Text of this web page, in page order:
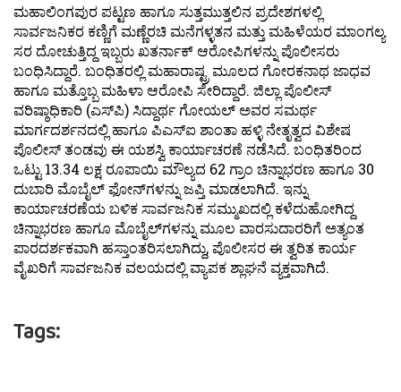
ಮಹಾಲಿಂಗಪುರ ಪಟ್ಟಣ ಹಾಗೂ ಸುತ್ತಮುತ್ತಲಿನ ಪ್ರದೇಶಗಳಲ್ಲಿ
ಸಾರ್ವಜನಿಕರ ಕಣ್ಣಿಗೆ ಮಣ್ಣೆರಚಿ ಮನೆಗಳ್ಳತನ ಮತ್ತು ಮಹಿಳೆಯರ ಮಾಂಗಲ್ಯ
ಸರ ದೋಚುತ್ತಿದ್ದ ಇಬ್ಬರು ಖತರ್ನಾಕ್ ಆರೋಪಿಗಳನ್ನು ಪೊಲೀಸರು
ಬಂಧಿಸಿದ್ದಾರೆ. ಬಂಧಿತರಲ್ಲಿ ಮಹಾರಾಷ್ಟ್ರ ಮೂಲದ ಗೋರಕನಾಥ ಜಾಧವ
ಹಾಗೂ ಮತ್ತೊಬ್ಬ ಮಹಿಳಾ ಆರೋಪಿ ಸೇರಿದ್ದಾರೆ. ಜಿಲ್ಲಾ ಪೊಲೀಸ್
ವರಿಷ್ಠಾಧಿಕಾರಿ (ಎಸ್‌ಪಿ) ಸಿದ್ದಾರ್ಥ ಗೋಯಲ್ ಅವರ ಸಮರ್ಥ
ಮಾರ್ಗದರ್ಶನದಲ್ಲಿ ಹಾಗೂ ಪಿಎಸ್‌ಐ ಶಾಂತಾ ಹಳ್ಳಿ ನೇತೃತ್ವದ ವಿಶೇಷ
ಪೊಲೀಸ್ ತಂಡವು ಈ ಯಶಸ್ವಿ ಕಾರ್ಯಾಚರಣೆ ನಡೆಸಿದೆ. ಬಂಧಿತರಿಂದ
ಒಟ್ಟು 13.34 ಲಕ್ಷ ರೂಪಾಯಿ ಮೌಲ್ಯದ 62 ಗ್ರಾಂ ಚಿನ್ನಾಭರಣ ಹಾಗೂ 30
ದುಬಾರಿ ಮೊಬೈಲ್ ಫೋನ್‌ಗಳನ್ನು ಜಪ್ತಿ ಮಾಡಲಾಗಿದೆ. ಇನ್ನು
ಕಾರ್ಯಾಚರಣೆಯ ಬಳಿಕ ಸಾರ್ವಜನಿಕ ಸಮ್ಮುಖದಲ್ಲಿ ಕಳೆದುಹೋಗಿದ್ದ
ಚಿನ್ನಾಭರಣ ಹಾಗೂ ಮೊಬೈಲ್‌ಗಳನ್ನು ಮೂಲ ವಾರಸುದಾರರಿಗೆ ಅತ್ಯಂತ
ಪಾರದರ್ಶಕವಾಗಿ ಹಸ್ತಾಂತರಿಸಲಾಗಿದ್ದು, ಪೊಲೀಸರ ಈ ತ್ವರಿತ ಕಾರ್ಯ
ವೈಖರಿಗೆ ಸಾರ್ವಜನಿಕ ವಲಯದಲ್ಲಿ ವ್ಯಾಪಕ ಶ್ಲಾಘನೆ ವ್ಯಕ್ತವಾಗಿದೆ.
Tags: